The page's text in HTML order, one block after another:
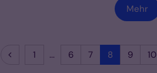
Mehr
Vorherige Seite
Erste Seite
1 6 7 8 9 10